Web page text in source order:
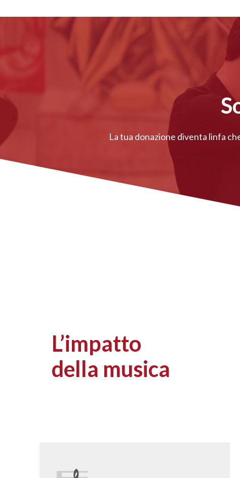
La tua donazione diventa linfa
L’impatto
della musica